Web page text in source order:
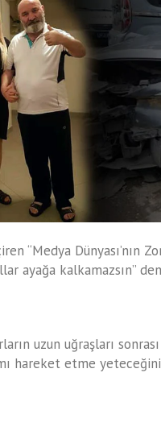
“Medya Dünyası’nın
ayağa kalkamazsın”
uzun uğraşları
hareket etme